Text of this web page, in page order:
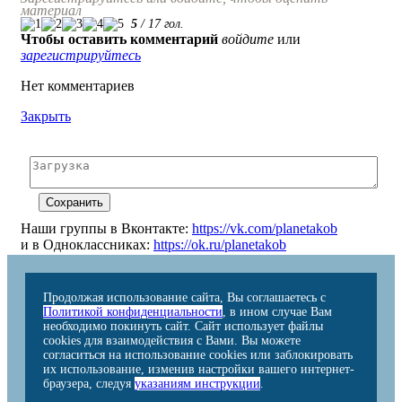
материал
5 / 17гол.
Чтобы оставить комментарий войдите или
зарегистрируйтесь
Нет комментариев
Закрыть
Наши группы в Вконтакте: https://vk.com/planetakob
и в Одноклассниках: https://ok.ru/planetakob
Продолжая использование сайта, Вы соглашаетесь с
Политикой конфиденциальности, в ином случае Вам
необходимо покинуть сайт. Сайт использует файлы
cookies для взаимодействия с Вами. Вы можете
согласиться на использование cookies или заблокировать
их использование, изменив настройки вашего интернет-
браузера, следуя указаниям инструкции.